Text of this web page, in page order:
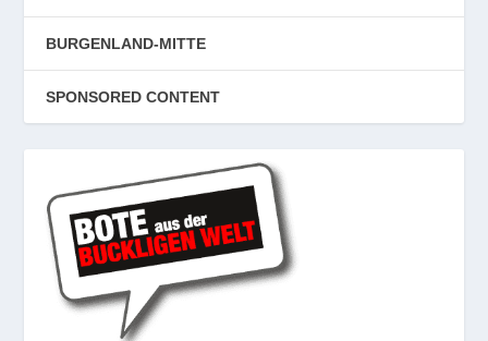
BURGENLAND-MITTE
SPONSORED CONTENT